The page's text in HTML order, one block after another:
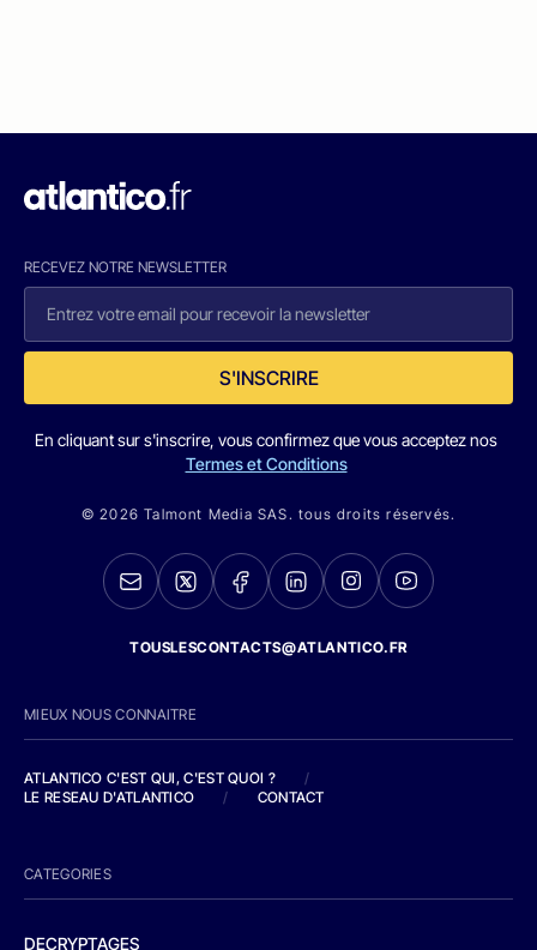
RECEVEZ NOTRE NEWSLETTER
S'INSCRIRE
En cliquant sur s'inscrire, vous confirmez que vous acceptez nos
Termes et Conditions
© 2026 Talmont Media SAS. tous droits réservés.
TOUSLESCONTACTS@ATLANTICO.FR
MIEUX NOUS CONNAITRE
ATLANTICO C'EST QUI, C'EST QUOI ?
/
LE RESEAU D'ATLANTICO
/ CONTACT
CATEGORIES
DECRYPTAGES